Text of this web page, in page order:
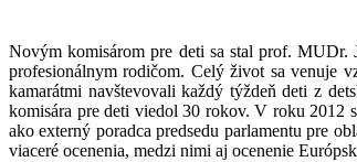
Novým komisárom pre deti sa stal prof. MUDr.
profesionálnym rodičom. Celý život sa venuje
kamarátmi navštevovali každý týždeň deti z
komisára pre deti viedol 30 rokov. V roku 2012
ako externý poradca predsedu parlamentu pre
viaceré ocenenia, medzi nimi aj ocenenie